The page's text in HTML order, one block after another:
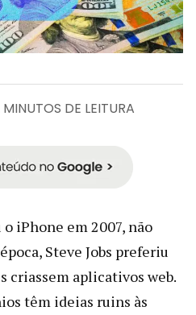
DE LEITURA
iPhone em 2007, não
Steve Jobs preferiu
criassem aplicativos web.
têm ideias ruins às